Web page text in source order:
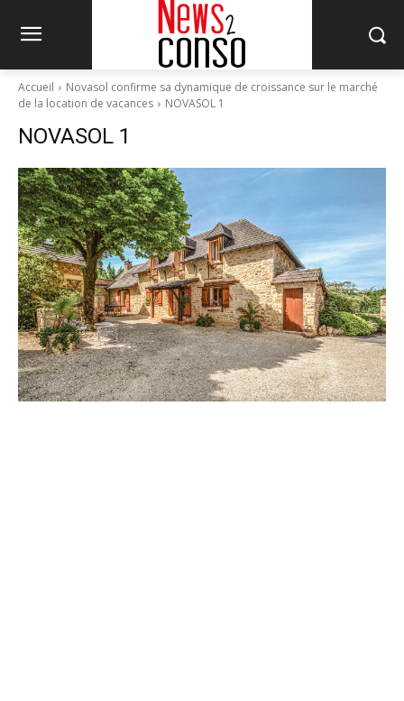
Accueil
Novasol confirme sa dynamique de croissance sur le marché
de la location de vacances
NOVASOL 1
NOVASOL 1